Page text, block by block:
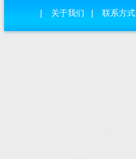
关于我们 联系方式